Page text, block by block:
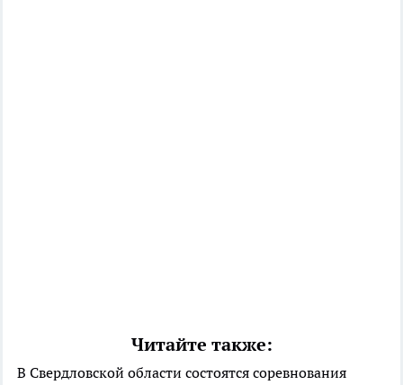
Читайте также:
В Свердловской области состоятся соревнования